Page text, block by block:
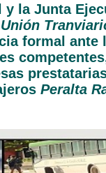
y la Junta
Unión
formal ante
Peralta